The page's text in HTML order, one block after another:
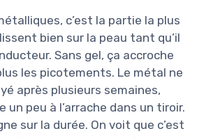
c’est la partie la plus
bien sur la peau tant qu’il
Sans gel, ça accroche
les picotements. Le métal ne
après plusieurs semaines,
un peu à l’arrache dans un tiroir.
sur la durée. On voit que c’est